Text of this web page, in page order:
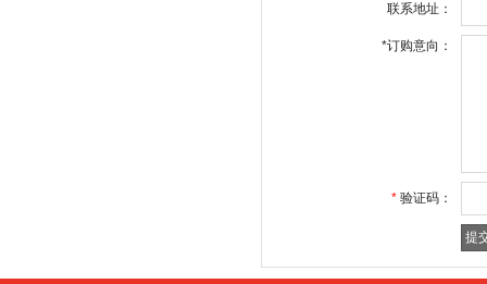
联系地址：
*订购意向：
* 验证码：